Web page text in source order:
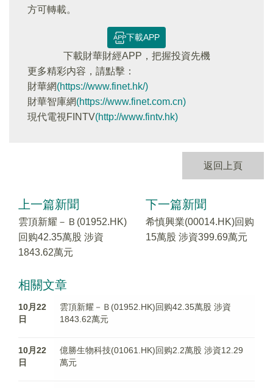
方可轉載。
下載APP
下載財華財經APP，把握投資先機
更多精彩内容，請點擊：
財華網(https://www.finet.hk/)
財華智庫網(https://www.finet.com.cn)
現代電視FINTV(http://www.fintv.hk)
返回上頁
上一篇新聞
雲頂新耀－Ｂ(01952.HK)
回购42.35萬股 涉資
1843.62萬元
下一篇新聞
希慎興業(00014.HK)回购
15萬股 涉資399.69萬元
相關文章
10月22
日
雲頂新耀－Ｂ(01952.HK)回购42.35萬股 涉資
1843.62萬元
10月22
日
億勝生物科技(01061.HK)回购2.2萬股 涉資12.29
萬元